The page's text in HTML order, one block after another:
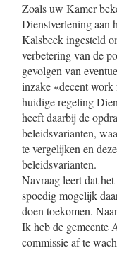
Zoals uw Kamer
Dienstverlening aan
Kalsbeek ingesteld
verbetering van de
gevolgen van
inzake «decent
huidige regeling
heeft daarbij de
beleidsvarianten,
te vergelijken en
beleidsvarianten.
Navraag leert dat
spoedig mogelijk
doen toekomen.
Ik heb de gemeente
commissie af te